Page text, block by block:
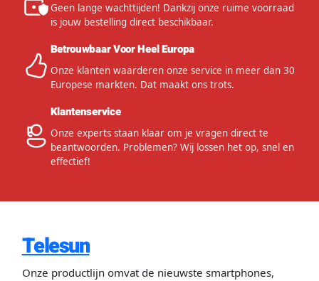
Geen lange wachttijden! Dankzij onze ruime voorraad
is jouw bestelling direct beschikbaar.
Betrouwbaar Voor Heel Europa
Onze klanten waarderen onze service in meer dan 30
Europese markten. Dat maakt ons trots.
Klantenservice
Onze experts staan klaar om je vragen direct te
beantwoorden. Problemen? Wij lossen het op, snel en
effectief!
Telesun
Onze productlijn omvat de nieuwste smartphones,